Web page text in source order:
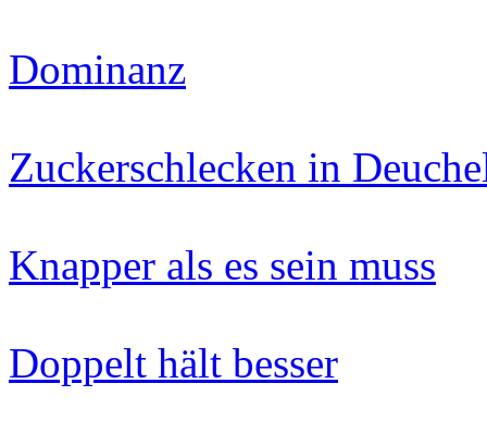
Dominanz
Zuckerschlecken in
Knapper als es sein muss
Doppelt hält besser